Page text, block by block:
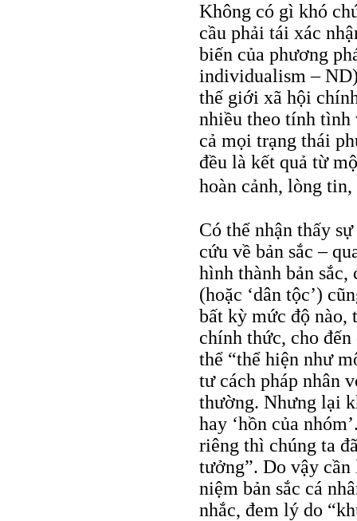
Không có gì khó
cầu phải tái xác
biến của phương
individualism –
thế giới xã hội
nhiều theo tính tình
cả mọi trạng thái
đều là kết quả từ
hoàn cảnh, lòng
Có thể nhận thấy
cứu về bản sắc –
hình thành bản
(hoặc ‘dân tộc’)
bất kỳ mức độ nào,
chính thức, cho
thể “thể hiện như
tư cách pháp nhân
thường. Nhưng lại
hay ‘hồn của
riêng thì chúng ta
tưởng”. Do vậy
niệm bản sắc cá
nhắc, đem lý do